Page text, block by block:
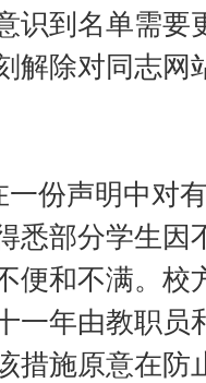
识到名单需
解除对同志
份声明中对
悉部分学生
便和不满。
一年由教职
措施原意在